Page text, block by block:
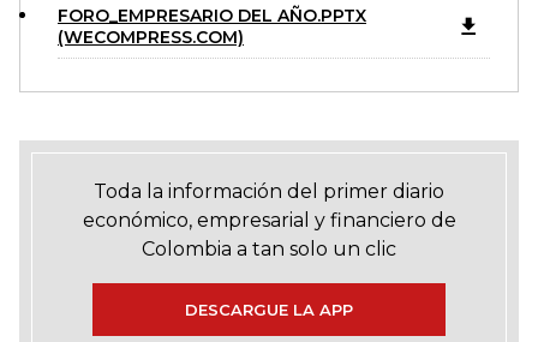
FORO_EMPRESARIO DEL AÑO.PPTX
(WECOMPRESS.COM)
Toda la información del primer diario
económico, empresarial y financiero de
Colombia a tan solo un clic
DESCARGUE LA APP